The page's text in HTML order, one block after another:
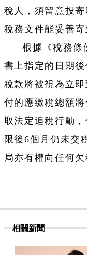
稅人，須留意投
稅務文件能妥善寄
根據《稅務條
書上指定的日期
稅款將被視為立
付的應繳稅總額
取法定追稅行動
限後6個月仍未交
局亦有權向任何
相關新聞